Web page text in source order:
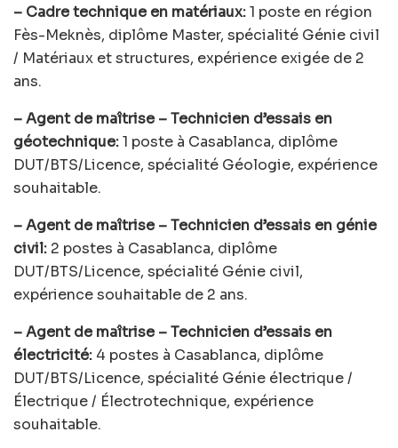
– Cadre technique en matériaux:1 poste en région
Fès-Meknès, diplôme Master, spécialité Génie civil
/ Matériaux et structures, expérience exigée de 2
ans.
– Agent de maîtrise – Technicien d’essais en
géotechnique:1 poste à Casablanca, diplôme
DUT/BTS/Licence, spécialité Géologie, expérience
souhaitable.
– Agent de maîtrise – Technicien d’essais en génie
civil: 2 postes à Casablanca, diplôme
DUT/BTS/Licence, spécialité Génie civil,
expérience souhaitable de 2 ans.
– Agent de maîtrise – Technicien d’essais en
électricité: 4 postes à Casablanca, diplôme
DUT/BTS/Licence, spécialité Génie électrique /
Électrique / Électrotechnique, expérience
souhaitable.